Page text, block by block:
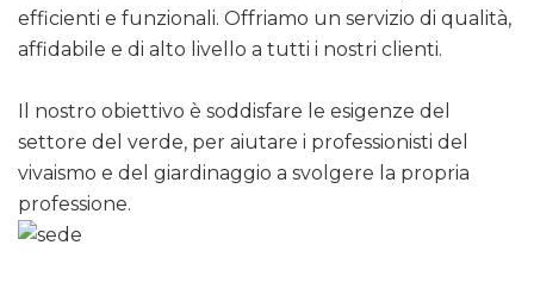
efficienti e funzionali. Offriamo un servizio di qualità,
affidabile e di alto livello a tutti i nostri clienti.
Il nostro obiettivo è soddisfare le esigenze del
settore del verde, per aiutare i professionisti del
vivaismo e del giardinaggio a svolgere la propria
professione.